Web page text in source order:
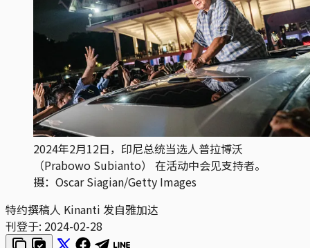
2024年2月12日，印尼总统当选人普拉博沃
（Prabowo Subianto） 在活动中会见支持者。
摄：Oscar Siagian/Getty Images
特约撰稿人 Kinanti 发自雅加达
刊登于: 2024-02-28